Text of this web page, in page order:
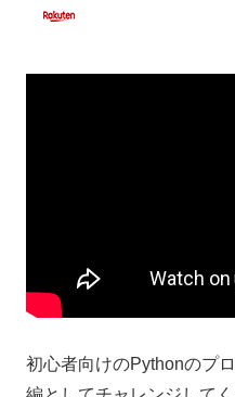
初心者向けのPythonのプ